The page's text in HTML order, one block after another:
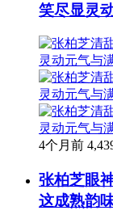
笑尽显灵
4个月前
张柏芝眼
这成熟韵